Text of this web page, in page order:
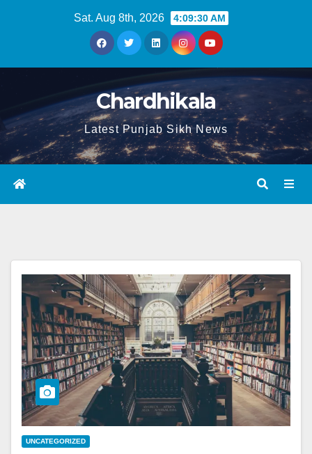
Sat. Aug 8th, 2026 4:09:31 AM
Chardhikala
Latest Punjab Sikh News
UNCATEGORIZED